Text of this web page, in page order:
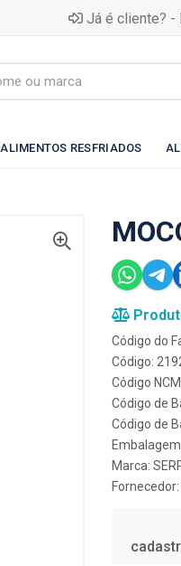
Já é cliente? -
ALIMENTOS RESFRIADOS
Código do
Código:
Código
Código de
Código de
Marca:
Fornecedor: